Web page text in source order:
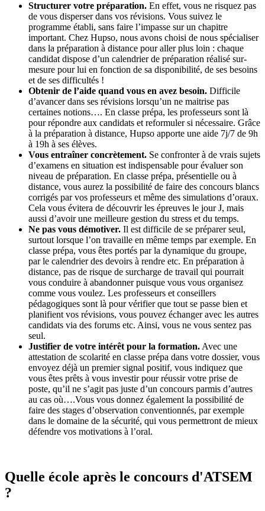
Structurer votre préparation. En effet, vous ne risquez pas
de vous disperser dans vos révisions. Vous suivez le
programme établi, sans faire l’impasse sur un chapitre
important. Chez Hupso, nous avons choisi de nous spécialiser
dans la préparation à distance pour aller plus loin : chaque
candidat dispose d’un calendrier de préparation réalisé sur-
mesure pour lui en fonction de sa disponibilité, de ses besoins
et de ses difficultés !
Obtenir de l’aide quand vous en avez besoin. Difficile
d’avancer dans ses révisions lorsqu’un ne maitrise pas
certaines notions…. En classe prépa, les professeurs sont là
pour répondre aux candidats et reformuler si nécessaire. Grâce
à la préparation à distance, Hupso apporte une aide 7j/7 de 9h
à 19h à ses élèves.
Vous entraîner concrètement. Se confronter à de vrais sujets
d’examens en situation est indispensable pour évaluer son
niveau de préparation. En classe prépa, présentielle ou à
distance, vous aurez la possibilité de faire des concours blancs
corrigés par vos professeurs et même des simulations d’oraux.
Cela vous évitera de découvrir les épreuves le jour J, mais
aussi d’avoir une meilleure gestion du stress et du temps.
Ne pas vous démotiver. Il est difficile de se préparer seul,
surtout lorsque l’on travaille en même temps par exemple. En
classe prépa, vous êtes portés par la dynamique du groupe,
par le calendrier des devoirs à rendre etc. En préparation à
distance, pas de risque de surcharge de travail qui pourrait
vous conduire à abandonner puisque vous vous organisez
comme vous voulez. Les professeurs et conseillers
pédagogiques sont là pour vérifier que tout se passe bien et
planifient vos révisions, vous pouvez échanger avec les autres
candidats via des forums etc. Ainsi, vous ne vous sentez pas
seul.
Justifier de votre intérêt pour la formation. Avec une
attestation de scolarité en classe prépa dans votre dossier, vous
envoyez déjà un premier signal positif, vous indiquez que
vous êtes prêts à vous investir pour réussir votre prise de
poste, qu’il ne s’agit pas juste d’un concours parmis d’autres
au cas où….Vous vous donnez également la possibilité de
faire des stages d’observation conventionnés, par exemple
dans le domaine de la sécurité, qui vous permettront de mieux
défendre vos motivations à l’oral.
Quelle école après le concours d'ATSEM
?